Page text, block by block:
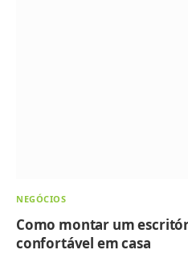
NEGÓCIOS
Como montar um
confortável em casa